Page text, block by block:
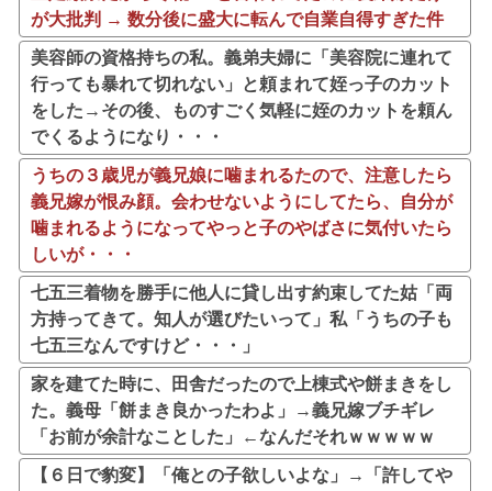
が大批判 → 数分後に盛大に転んで自業自得すぎた件
美容師の資格持ちの私。義弟夫婦に「美容院に連れて
行っても暴れて切れない」と頼まれて姪っ子のカット
をした→その後、ものすごく気軽に姪のカットを頼ん
でくるようになり・・・
うちの３歳児が義兄娘に噛まれるたので、注意したら
義兄嫁が恨み顔。会わせないようにしてたら、自分が
噛まれるようになってやっと子のやばさに気付いたら
しいが・・・
七五三着物を勝手に他人に貸し出す約束してた姑「両
方持ってきて。知人が選びたいって」私「うちの子も
七五三なんですけど・・・」
家を建てた時に、田舎だったので上棟式や餅まきをし
た。義母「餅まき良かったわよ」→義兄嫁ブチギレ
「お前が余計なことした」←なんだそれｗｗｗｗｗ
【６日で豹変】「俺との子欲しいよな」→「許してや